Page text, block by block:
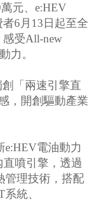
元、e:HEV
者6月13日起至全
感受All-new
力。
「兩速引擎直
，開創驅動產業
e:HEV電油動力
噴引擎，透過
管理技術，搭配
統、